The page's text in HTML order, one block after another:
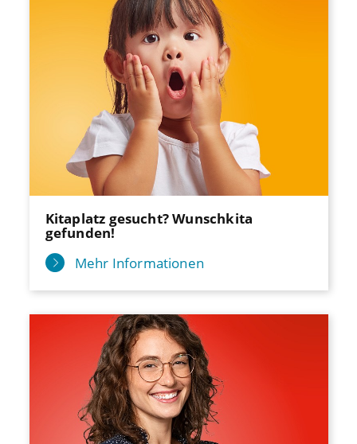
Kitaplatz gesucht? Wunschkita
gefunden!
Mehr Informationen